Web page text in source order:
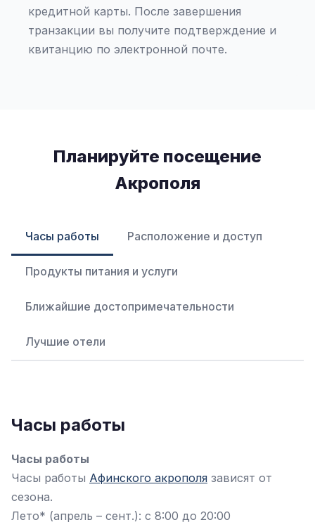
кредитной карты. После завершения
транзакции вы получите подтверждение и
квитанцию по электронной почте.
Планируйте посещение
Акрополя
Часы работы Расположение и доступ
Продукты питания и услуги
Ближайшие достопримечательности
Лучшие отели
Часы работы
Часы работы
Часы работы Афинского акрополя зависят от
сезона.
Лето* (апрель – сент.): с 8:00 до 20:00